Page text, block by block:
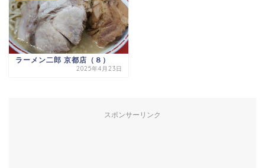
ラーメン二郎 京都店（８）
2025年4月23日
スポンサーリンク